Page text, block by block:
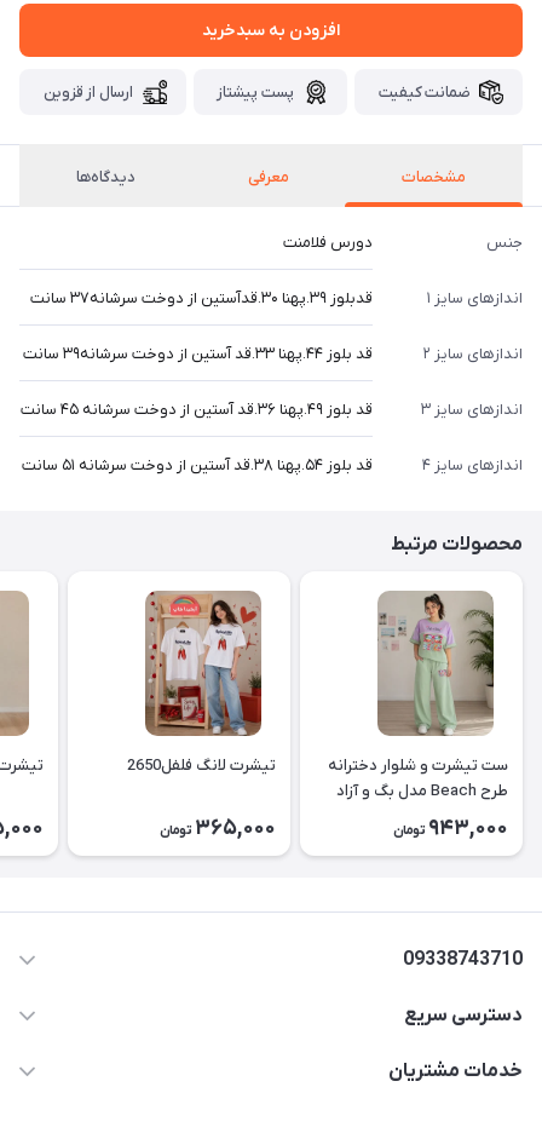
افزودن به سبدخرید
ضمانت کیفیت پست پیشتاز ارسال از قزوین
مشخصات معرفی دیدگاه‌ها
جنس دورس فلامنت
اندازهای سایز ۱ قدبلوز ۳۹.پهنا ۳۰.قدآستین از دوخت سرشانه۳۷ سانت
اندازهای سایز ۲ قد بلوز ۴۴.پهنا ۳۳.قد آستین از دوخت سرشانه۳۹ سانت
اندازهای سایز ۳ قد بلوز ۴۹.پهنا ۳۶.قد آستین از دوخت سرشانه ۴۵ سانت
اندازهای سایز ۴ قد بلوز ۵۴.پهنا ۳۸.قد آستین از دوخت سرشانه ۵۱ سانت
محصولات مرتبط
ست تیشرت و شلوار دخترانه
طرح Beach مدل بگ و آزاد
943,000 تومان
تیشرت لانگ فلفل2650
365,000 تومان
تیشرت
09338743710
دسترسی سریع
حساب کاربری
خدمات مشتریان